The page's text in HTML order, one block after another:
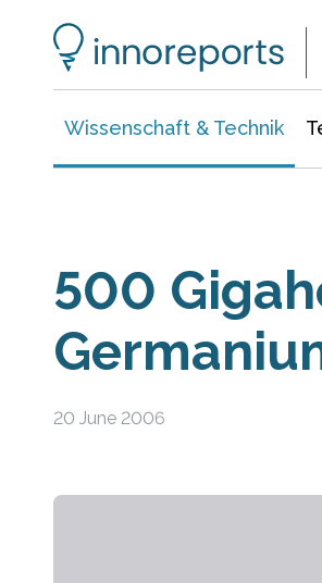
Wissenschaft & Technik
500
20 June 2006